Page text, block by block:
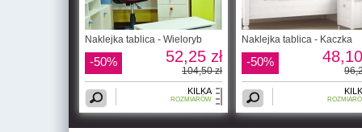
Naklejka tablica - Wieloryb
-50% 52,25 zł
104,50 zł
KILKA
ROZMIARÓW
Naklejka tablica - Kaczka
-50%